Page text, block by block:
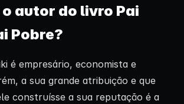
o autor do livro Pai
Pobre?
é empresário, economista e
a sua grande atribuição e que
construísse a sua reputação é a